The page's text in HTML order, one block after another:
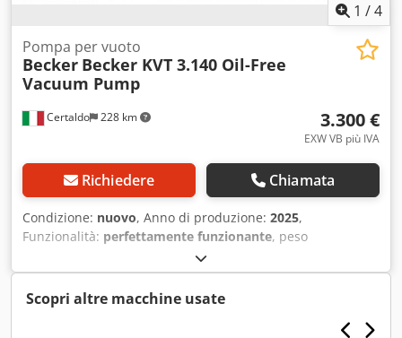
1 /4
Certaldo 228 km
Pompa per vuoto
Becker Becker KVT 3.140 Oil-Free
Vacuum Pump
3.300 €
EXW VB più IVA
Richiedere Chiamata
Condizione: nuovo, Anno di produzione: 2025,
Funzionalità: perfettamente funzionante, peso
, lunghezza totale:
totale:470 mm, altezza totale:336 mm, portata
volumetrica:129 m³/h, pressione finale:
tensione di ingresso:
12 mesi
Scopri altre macchine usate